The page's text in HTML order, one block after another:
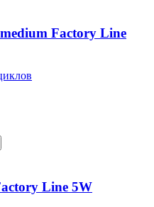
Factory Line
Line 5W